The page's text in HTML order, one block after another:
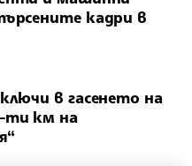
кадри в
в гасенето на
ти км на